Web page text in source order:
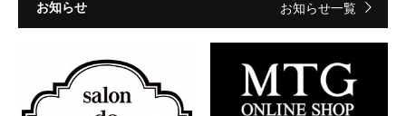
お知らせ お知らせ一覧